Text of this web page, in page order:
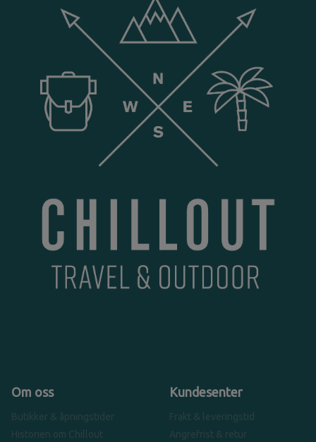
Om oss
Butikker & åpningstider
Historien om Chillout
Kundesenter
Frakt & leveringstid
Angrefrist & retur